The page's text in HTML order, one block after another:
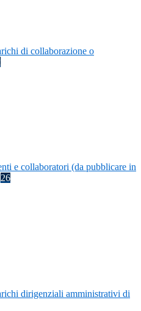
di collaborazione o
e collaboratori (da pubblicare in
26
dirigenziali amministrativi di